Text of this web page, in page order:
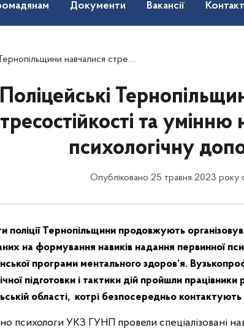
Документи Вакансії
стресостійкості та умінню надати першу психологічну допомогу
Поліцейські
та
психологічну
Опубліковано 25 травня 2023 року
поліції Тернопільщини продовжують
на формування навиків надання первинної
програми ментального здоров’я.
підготовки і тактики дій пройшли працівники
області, котрі безпосередньо
психологи УКЗ ГУНП провели спеціалізовані